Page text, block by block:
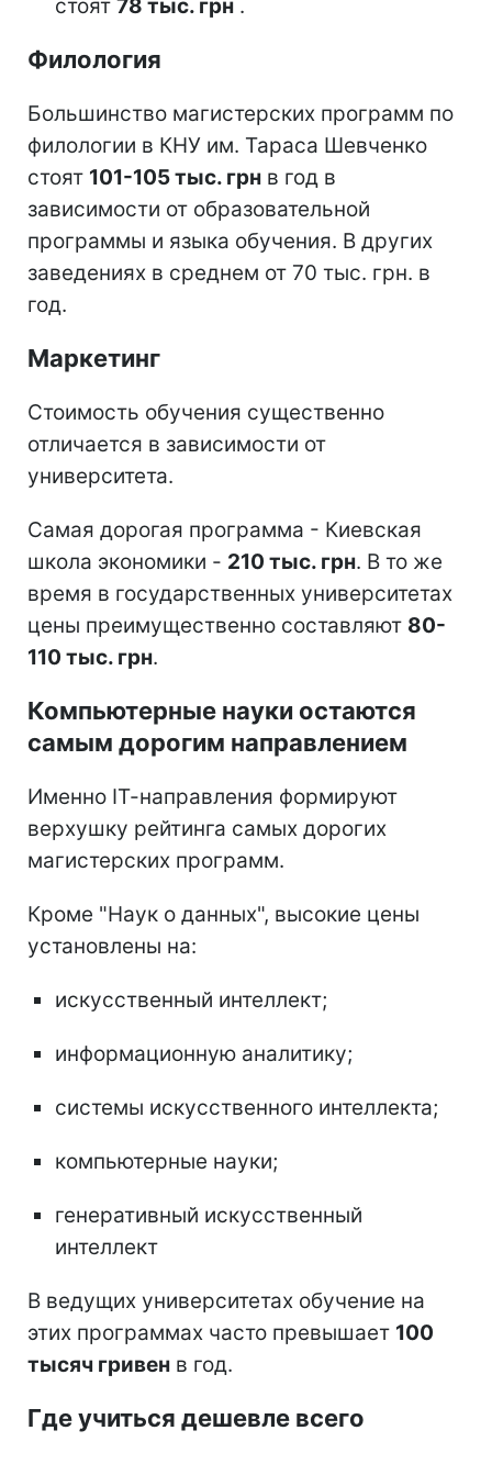
стоят 78 тыс. грн .
Филология
Большинство магистерских программ по
филологии в КНУ им. Тараса Шевченко
стоят 101-105 тыс. грн в год в
зависимости от образовательной
программы и языка обучения. В других
заведениях в среднем от 70 тыс. грн. в
год.
Маркетинг
Стоимость обучения существенно
отличается в зависимости от
университета.
Самая дорогая программа - Киевская
школа экономики - 210 тыс. грн. В то же
время в государственных университетах
цены преимущественно составляют 80-
110 тыс. грн.
Компьютерные науки остаются
самым дорогим направлением
Именно ІТ-направления формируют
верхушку рейтинга самых дорогих
магистерских программ.
Кроме "Наук о данных", высокие цены
установлены на:
искусственный интеллект;
информационную аналитику;
системы искусственного интеллекта;
компьютерные науки;
генеративный искусственный
интеллект
В ведущих университетах обучение на
этих программах часто превышает 100
тысяч гривен в год.
Где учиться дешевле всего